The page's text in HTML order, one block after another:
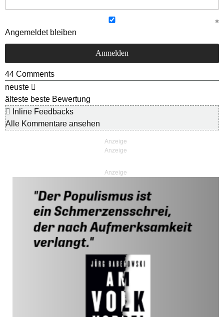
Angemeldet bleiben
44 Comments
neuste
älteste beste Bewertung
Inline Feedbacks
Alle Kommentare ansehen
Anzeige